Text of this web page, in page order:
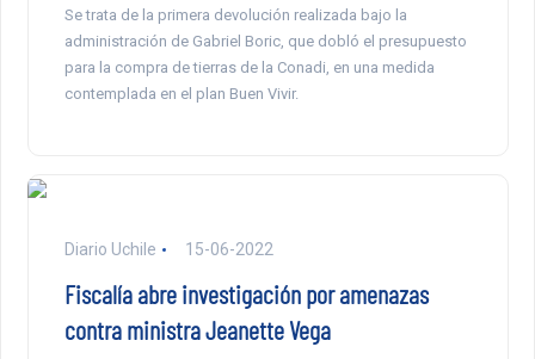
Se trata de la primera devolución realizada bajo la
administración de Gabriel Boric, que dobló el presupuesto
para la compra de tierras de la Conadi, en una medida
contemplada en el plan Buen Vivir.
Diario Uchile 15-06-2022
Fiscalía abre investigación por amenazas
contra ministra Jeanette Vega